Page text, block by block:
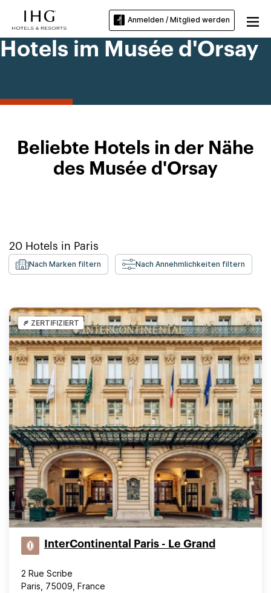
Anmelden / Mitglied werden
Hotels im Musée d'Orsay
Beliebte Hotels in der Nähe
des Musée d'Orsay
20 Hotels in Paris
Nach Marken filtern Nach Annehmlichkeiten filtern
ZERTIFIZIERT
InterContinental Paris - Le Grand
2 Rue Scribe
Paris, 75009, France